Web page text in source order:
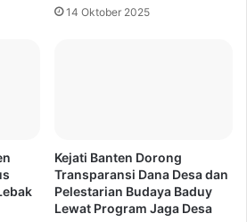
14 Oktober 2025
Kejati Banten Dorong
Transparansi Dana Desa dan
Pelestarian Budaya Baduy
Lewat Program Jaga Desa